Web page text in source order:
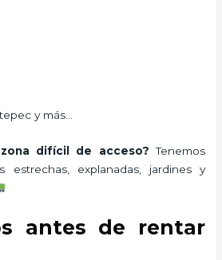
y más…
difícil de acceso? Tenemos
estrechas, explanadas, jardines y
antes de rentar